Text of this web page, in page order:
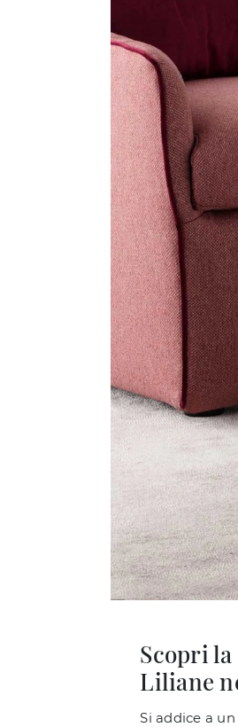
Scopri
Liliane
Si addice a